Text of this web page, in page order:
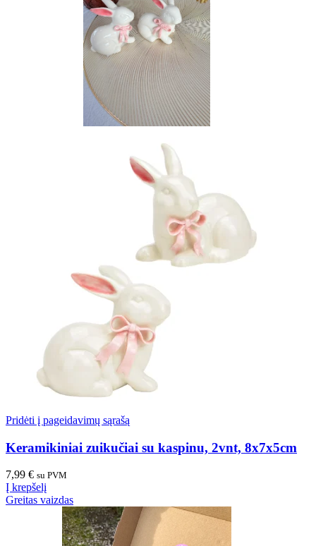
Pridėti į pageidavimų sąrašą
Keramikiniai zuikučiai su kaspinu, 2vnt, 8x7x5cm
7,99 € su PVM
Į krepšelį
Greitas vaizdas